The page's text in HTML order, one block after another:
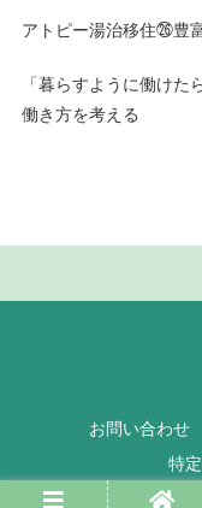
アトピー湯治移住㉖豊
「暮らすように働け
働き方を考える
お問い合わせ
特